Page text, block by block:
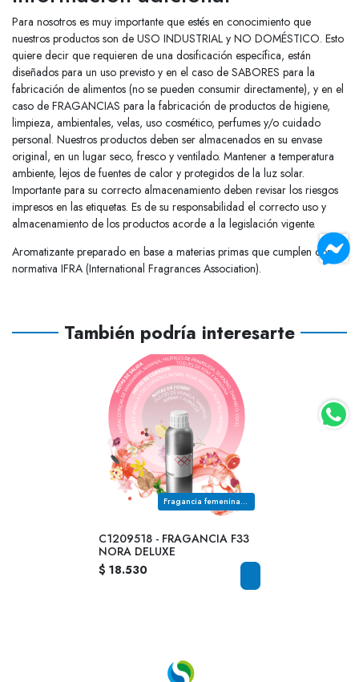
Para nosotros es muy importante que estés en conocimiento que
nuestros productos son de USO INDUSTRIAL y NO DOMÉSTICO. Esto
quiere decir que requieren de una dosificación específica, están
diseñados para un uso previsto y en el caso de SABORES para la
fabricación de alimentos (no se pueden consumir directamente), y en el
caso de FRAGANCIAS para la fabricación de productos de higiene,
limpieza, ambientales, velas, uso cosmético, perfumes y/o cuidado
personal. Nuestros productos deben ser almacenados en su envase
original, en un lugar seco, fresco y ventilado. Mantener a temperatura
ambiente, lejos de fuentes de calor y protegidos de la luz solar.
Importante para su correcto almacenamiento deben revisar los riesgos
impresos en las etiquetas. Es de su responsabilidad el correcto uso y
almacenamiento de los productos acorde a la legislación vigente.
Aromatizante preparado en base a materias primas que cumplen con
normativa IFRA (International Fragrances Association).
También podría interesarte
Fragancia femenina de la familia olfativa FLORAL FRUTAL
C1209518 - FRAGANCIA F33
NORA DELUXE
$ 18.530